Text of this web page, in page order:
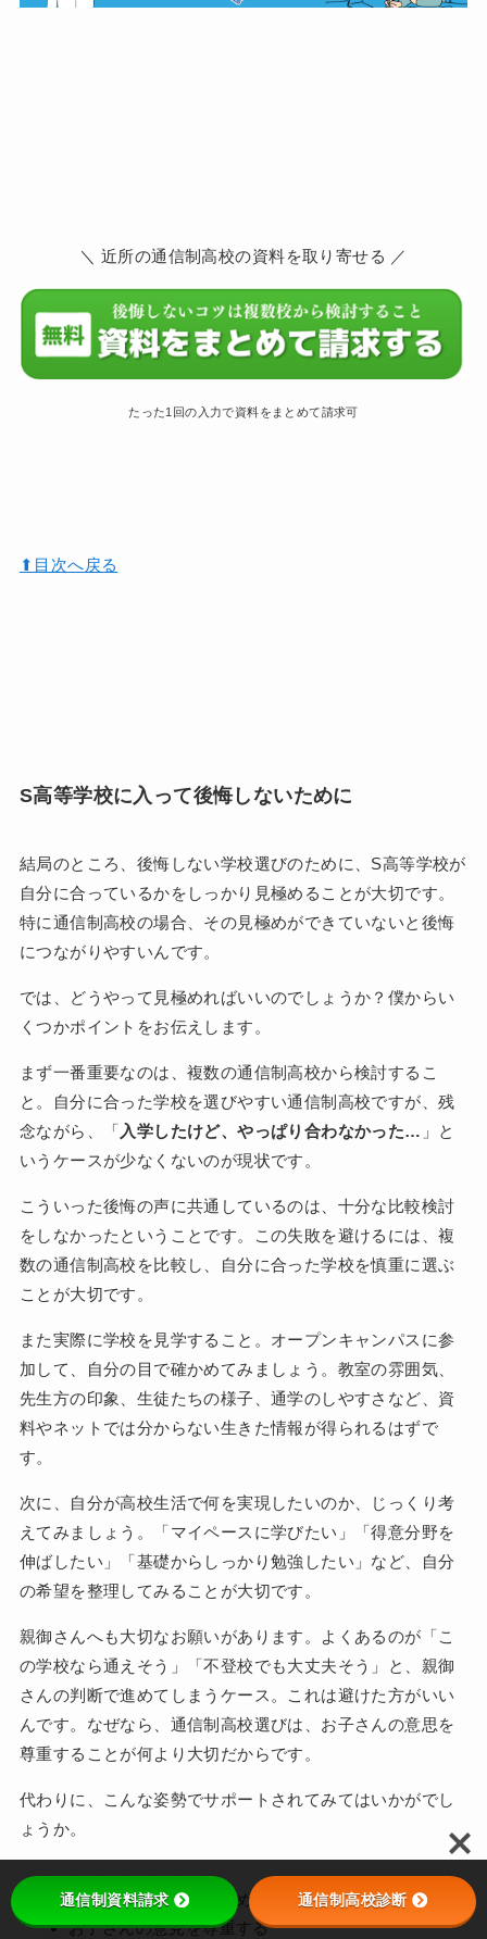
＼ 近所の通信制高校の資料を取り寄せる ／
たった1回の入力で資料をまとめて請求可
⬆︎目次へ戻る
S高等学校に入って後悔しないために
結局のところ、後悔しない学校選びのために、S高等学校が
自分に合っているかをしっかり見極めることが大切です。
特に通信制高校の場合、その見極めができていないと後悔
につながりやすいんです。
では、どうやって見極めればいいのでしょうか？僕からい
くつかポイントをお伝えします。
まず一番重要なのは、複数の通信制高校から検討するこ
と。自分に合った学校を選びやすい通信制高校ですが、残
念ながら、「 入学したけど、やっぱり合わなかった… 」と
いうケースが少なくないのが現状です。
こういった後悔の声に共通しているのは、十分な比較検討
をしなかったということです。この失敗を避けるには、複
数の通信制高校を比較し、自分に合った学校を慎重に選ぶ
ことが大切です。
また実際に学校を見学すること。オープンキャンパスに参
加して、自分の目で確かめてみましょう。教室の雰囲気、
先生方の印象、生徒たちの様子、通学のしやすさなど、資
料やネットでは分からない生きた情報が得られるはずで
す。
次に、自分が高校生活で何を実現したいのか、じっくり考
えてみましょう。「マイペースに学びたい」「得意分野を
伸ばしたい」「基礎からしっかり勉強したい」など、自分
の希望を整理してみることが大切です。
親御さんへも大切なお願いがあります。よくあるのが「こ
の学校なら通えそう」「不登校でも大丈夫そう」と、親御
さんの判断で進めてしまうケース。これは避けた方がいい
んです。なぜなら、通信制高校選びは、お子さんの意思を
尊重することが何より大切だからです。
代わりに、こんな姿勢でサポートされてみてはいかがでし
ょうか。
必要な情報を一緒に集める
お子さんの意見を尊重する
通信制資料請求 通信制高校診断